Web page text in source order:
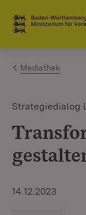
Zum Inhalt
Link zur
Mediathek
Strategiedialog
14.12.2023